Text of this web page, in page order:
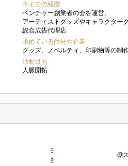
今までの経歴
ベンチャー創業者の会を運営。
アーティストグッズやキャラクター
総合広告代理店
求めている商材や企業
グッズ、ノベルティ、印刷物等の制
活動目的
人脈開拓
5
3